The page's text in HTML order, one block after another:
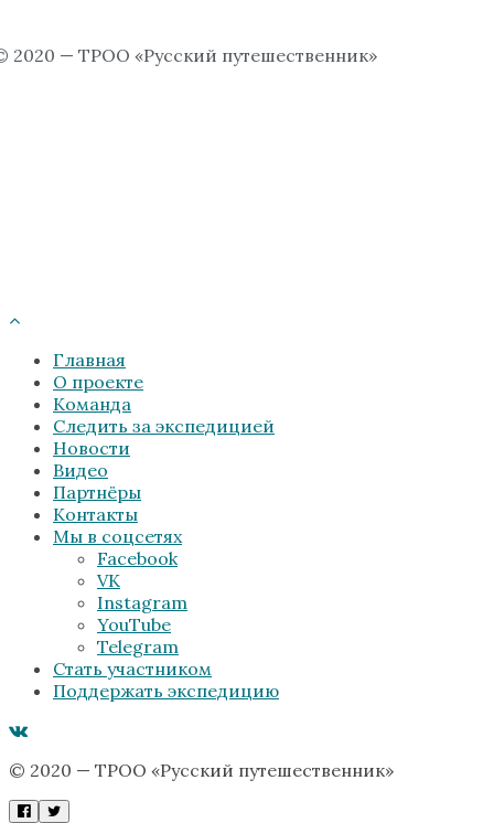
2020 — ТРОО «Русский путешественник»
Главная
О проекте
Команда
Следить за экспедицией
Новости
Видео
Партнёры
Контакты
Мы в соцсетях
Facebook
VK
Instagram
YouTube
Telegram
Стать участником
Поддержать экспедицию
© 2020 — ТРОО «Русский путешественник»